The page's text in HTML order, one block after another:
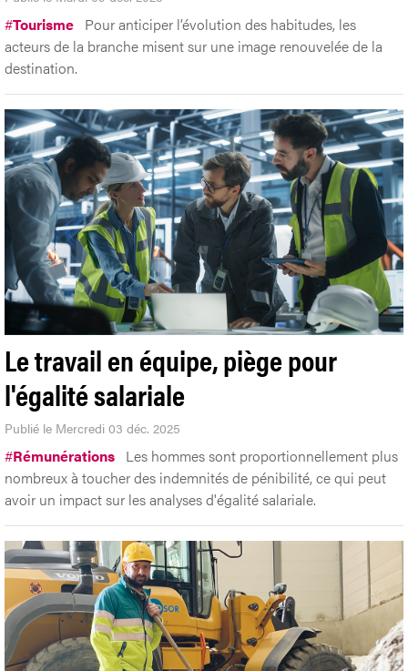
#Tourisme Pour anticiper l’évolution des habitudes, les
acteurs de la branche misent sur une image renouvelée de la
destination.
Le travail en équipe, piège pour
l'égalité salariale
Publié le Mercredi 03 déc. 2025
#Rémunérations Les hommes sont proportionnellement plus
nombreux à toucher des indemnités de pénibilité, ce qui peut
avoir un impact sur les analyses d'égalité salariale.